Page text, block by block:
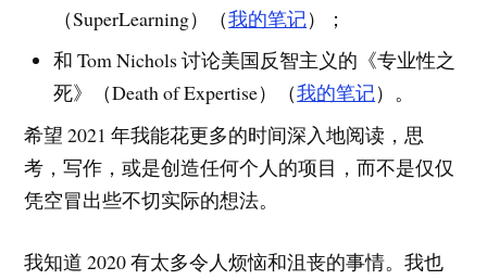
（SuperLearning）（我的笔记）；
和 Tom Nichols 讨论美国反智主义的《专业性之
死》（Death of Expertise）（我的笔记）。
希望 2021 年我能花更多的时间深入地阅读，思
考，写作，或是创造任何个人的项目，而不是仅仅
凭空冒出些不切实际的想法。
我知道 2020 有太多令人烦恼和沮丧的事情。我也